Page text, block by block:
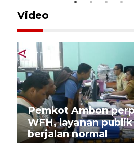
Video
Pemkot Ambon
WFH, layanan
berjalan normal